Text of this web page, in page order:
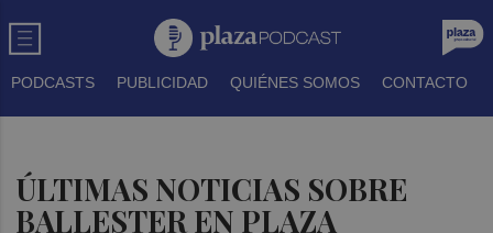
PODCASTS PUBLICIDAD QUIÉNES SOMOS CONTACTO
ÚLTIMAS NOTICIAS SOBRE
BALLESTER EN PLAZA